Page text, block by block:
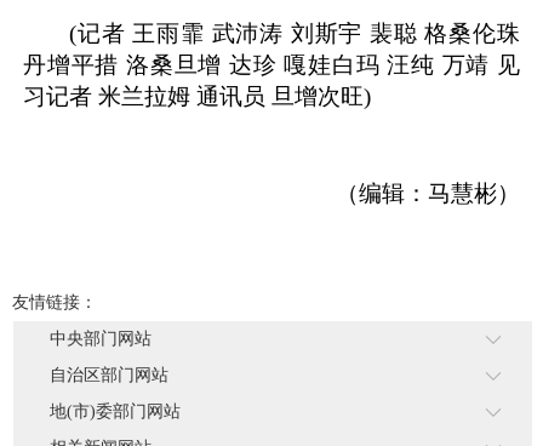
(记者 王雨霏 武沛涛 刘斯宇 裴聪 格桑伦珠
丹增平措 洛桑旦增 达珍 嘎娃白玛 汪纯 万靖 见
习记者 米兰拉姆 通讯员 旦增次旺)
（编辑：马慧彬）
友情链接：
中央部门网站
自治区部门网站
地(市)委部门网站